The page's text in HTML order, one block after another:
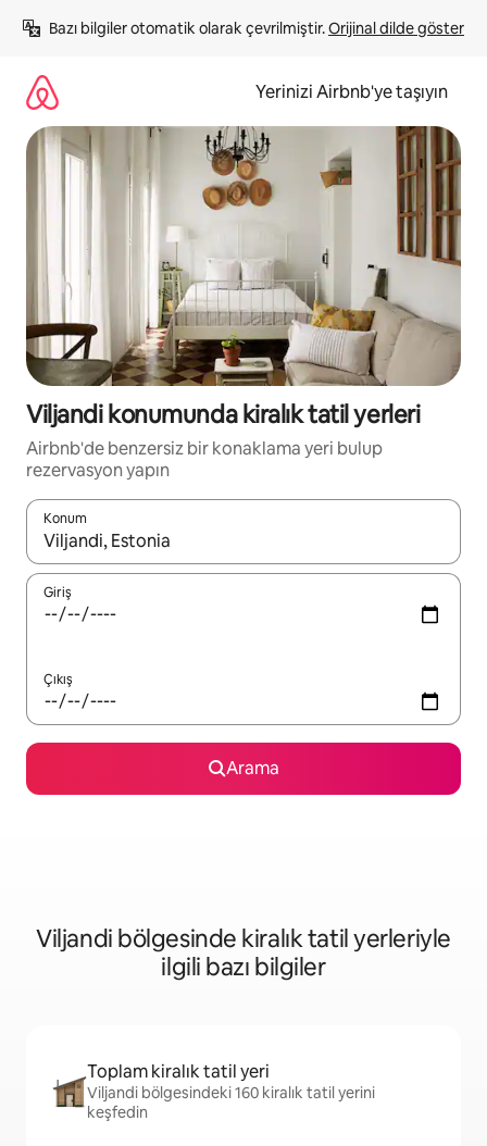
atla
Bazı bilgiler otomatik olarak çevrilmiştir. Orijinal dilde göster
Yerinizi Airbnb'ye taşıyın
Viljandi konumunda kiralık tatil yerleri
Airbnb'de benzersiz bir konaklama yeri bulup
rezervasyon yapın
Konum
Sonuçlar kullanılabilir olduğunda yukarı ve aşağı oklarıyla
Giriş
Çıkış
Arama
Viljandi bölgesinde kiralık tatil yerleriyle
ilgili bazı bilgiler
Toplam kiralık tatil yeri
Viljandi bölgesindeki 160 kiralık tatil yerini
keşfedin